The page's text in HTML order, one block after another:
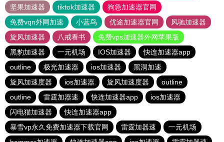
坚果加速器
tiktok加速器
狗急加速器官网
免费vqn外网加速
小蓝鸟 优途加速器官网
风驰加速器
旋风加速器
八戒看书
免费vps加速器外网苹果版
黑豹加速器
一元机场 IOS加速器
快连加速器app
outline
极光加速器 ios加速器
黑洞加速
旋风加速度器
ios加速器 旋风加速度器
outline
outline
雷霆加器速 快连加速器app
ios加速器
闪电猫加速器
快连加速器app
暴雪vp永久免费加速器下载官网
雷霆加器速
一元机场